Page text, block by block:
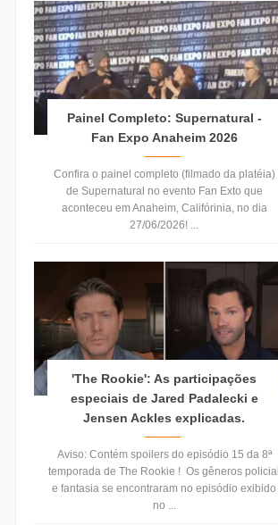
Painel Completo: Supernatural -
Fan Expo Anaheim 2026
Confira o painel completo (filmado da platéia)
de Supernatural no evento Fan Exto que
aconteceu em Anaheim, Califórinia, no dia
27/06/2026! ...
'The Rookie': As participações
especiais de Jared Padalecki e
Jensen Ackles explicadas.
Aviso: Contém spoilers do episódio 15 da 8ª
temporada de The Rookie ! Os gêneros policial
e fantasia se encontraram no episódio exibido
no ...